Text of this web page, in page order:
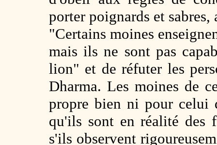
porter poignards et sabres,
"Certains moines
mais ils ne sont pas
lion" et de réfuter les
Dharma. Les moines de
propre bien ni pour celui
qu'ils sont en réalité des
s'ils observent